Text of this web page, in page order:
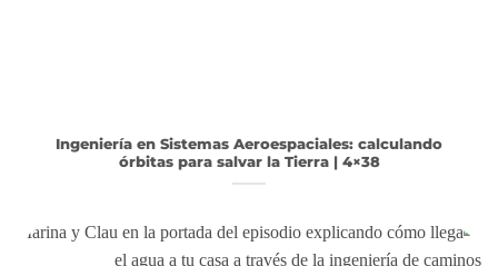
Ingeniería en Sistemas Aeroespaciales: calculando
órbitas para salvar la Tierra | 4×38